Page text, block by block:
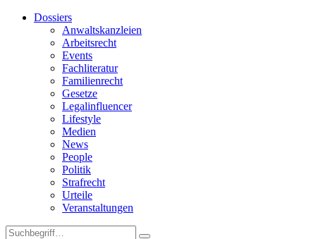
Dossiers
Anwaltskanzleien
Arbeitsrecht
Events
Fachliteratur
Familienrecht
Gesetze
Legalinfluencer
Lifestyle
Medien
News
People
Politik
Strafrecht
Urteile
Veranstaltungen